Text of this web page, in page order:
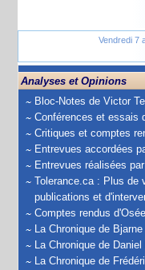
Vendredi 7
Analyses et Opinions
Bloc-Notes de Victor
Conférences et essais
Critiques et comptes
Entrevues accordées
Entrevues réalisées
Tolerance.ca : Plus de
publications et
Comptes rendus
La Chronique de
La Chronique de Daniel
La Chronique de